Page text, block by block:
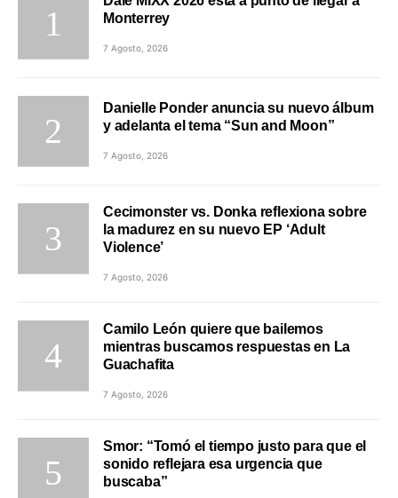
Monterrey
7 Agosto, 2026
Danielle Ponder anuncia su nuevo álbum
y adelanta el tema “Sun and Moon”
7 Agosto, 2026
Cecimonster vs. Donka reflexiona sobre
la madurez en su nuevo EP ‘Adult
Violence’
7 Agosto, 2026
Camilo León quiere que bailemos
mientras buscamos respuestas en La
Guachafita
7 Agosto, 2026
Smor: “Tomó el tiempo justo para que el
sonido reflejara esa urgencia que
buscaba”